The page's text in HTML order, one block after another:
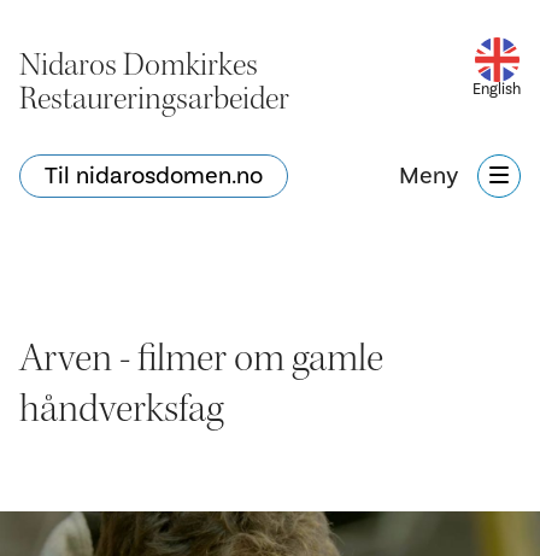
Nidaros Domkirkes
Restaureringsarbeider
English
Til nidarosdomen.no Meny
Arven - filmer om gamle
håndverksfag